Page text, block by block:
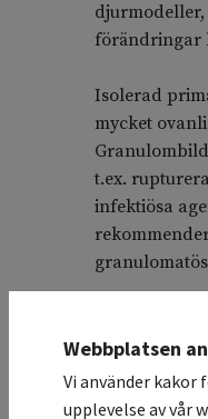
förändringar
Isolerad
mycket
t.ex.
infektiösa
kontroversiell
förekomst av
som
Webbplatsen
Vi använder
upplevelse av vår